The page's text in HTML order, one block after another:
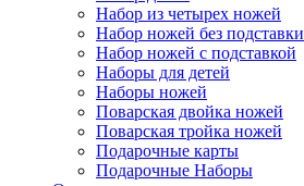
Набор из четырех ножей
Набор ножей без подставки
Набор ножей с подставкой
Наборы для детей
Наборы ножей
Поварская двойка ножей
Поварская тройка ножей
Подарочные карты
Подарочные Наборы